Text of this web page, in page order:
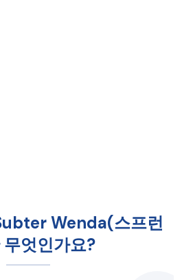
Wenda(스프런
엇인가요?